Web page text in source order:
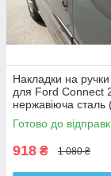
Накладки на
для Ford Connect
нержавіюча сталь
Готово до
918 ₴ 1 080 ₴